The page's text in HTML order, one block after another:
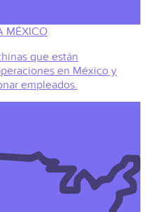
MÉXICO
que están
en México y
empleados.